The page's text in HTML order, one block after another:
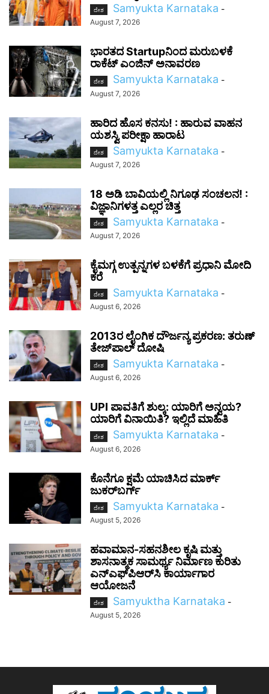
ದೇಶ Samyukta Karnataka -
August 7, 2026
ಭಾರತದ Startupನಿಂದ ಮರುಬಳಕೆ
ರಾಕೆಟ್ ಎಂಜಿನ್ ಅನಾವರಣ
ದೇಶ Samyukta Karnataka -
August 7, 2026
ಹಾರಿದ ಹೊಸ ಕನಸು! : ಹಾರುವ ವಾಹನ
ಯಶಸ್ವಿ ಪರೀಕ್ಷಾ ಹಾರಾಟ
ದೇಶ Samyukta Karnataka -
August 7, 2026
18 ಅಡಿ ಬಾವಿಯಲ್ಲಿ ನಿಗೂಢ ಸಂಚಲನ! :
ವಿಜ್ಞಾನಿಗಳತ್ತ ಎಲ್ಲರ ಚಿತ್ತ
ದೇಶ Samyukta Karnataka -
August 7, 2026
ಕೈಮಗ್ಗ ಉತ್ಪನ್ನಗಳ ಬಳಕೆಗೆ ಪ್ರಧಾನಿ ಮೋದಿ
ಕರೆ
ದೇಶ Samyukta Karnataka -
August 6, 2026
2013ರ ಲೈಂಗಿಕ ದೌರ್ಜನ್ಯ ಪ್ರಕರಣ: ತರುಣ್
ತೇಜ್‌ಪಾಲ್ ದೋಷಿ
ದೇಶ Samyukta Karnataka -
August 6, 2026
UPI ಪಾವತಿಗೆ ಶುಲ್ಕ: ಯಾರಿಗೆ ಅನ್ವಯ?
ಯಾರಿಗೆ ವಿನಾಯಿತಿ? ಇಲ್ಲಿದೆ ಮಾಹಿತಿ
ದೇಶ Samyukta Karnataka -
August 6, 2026
ಕೊನೆಗೂ ಕ್ಷಮೆ ಯಾಚಿಸಿದ ಮಾರ್ಕ್
ಜುಕರ್‌ಬರ್ಗ್
ದೇಶ Samyukta Karnataka -
August 5, 2026
ಹವಾಮಾನ-ಸಹನಶೀಲ ಕೃಷಿ ಮತ್ತು
ಶಾಸನಾತ್ಮಕ ಸಾಮರ್ಥ್ಯ ನಿರ್ಮಾಣ ಕುರಿತು
ಎನ್‌ಎಫ್‌ಪಿಆರ್‌ಸಿ ಕಾರ್ಯಾಗಾರ
ಆಯೋಜನೆ
ದೇಶ Samyuktha Karnataka -
August 5, 2026